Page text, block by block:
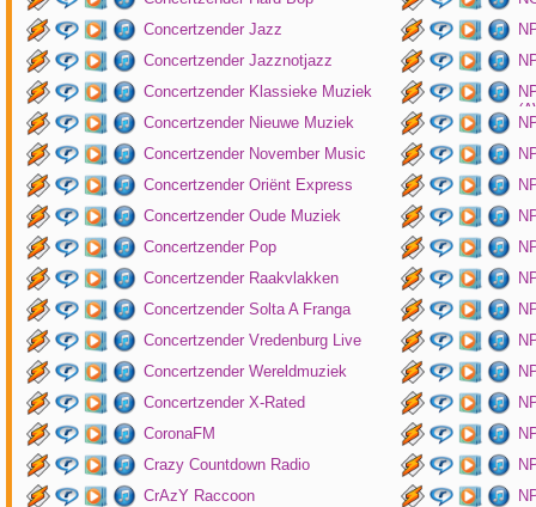
Concertzender Jazz
Concertzender Jazznotjazz
Concertzender Klassieke Muziek
Concertzender Nieuwe Muziek
Concertzender November Music
Concertzender Oriënt Express
Concertzender Oude Muziek
Concertzender Pop
Concertzender Raakvlakken
Concertzender Solta A Franga
Concertzender Vredenburg Live
Concertzender Wereldmuziek
Concertzender X-Rated
CoronaFM
Crazy Countdown Radio
CrAzY Raccoon